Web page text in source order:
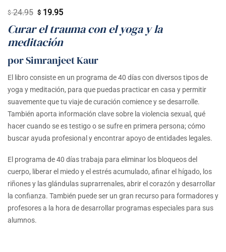
$24.95 El
precio
original
era:
$ 24.95.
$19.95El
actual
es:
$ 19.95.
Curar el trauma con el yoga y la
meditación
por Simranjeet Kaur
El libro consiste en un programa de 40 días con diversos tipos de
yoga y meditación, para que puedas practicar en casa y permitir
suavemente que tu viaje de curación comience y se desarrolle.
También aporta información clave sobre la violencia sexual, qué
hacer cuando se es testigo o se sufre en primera persona; cómo
buscar ayuda profesional y encontrar apoyo de entidades legales.
El programa de 40 días trabaja para eliminar los bloqueos del
cuerpo, liberar el miedo y el estrés acumulado, afinar el hígado, los
riñones y las glándulas suprarrenales, abrir el corazón y desarrollar
la confianza. También puede ser un gran recurso para formadores y
profesores a la hora de desarrollar programas especiales para sus
alumnos.